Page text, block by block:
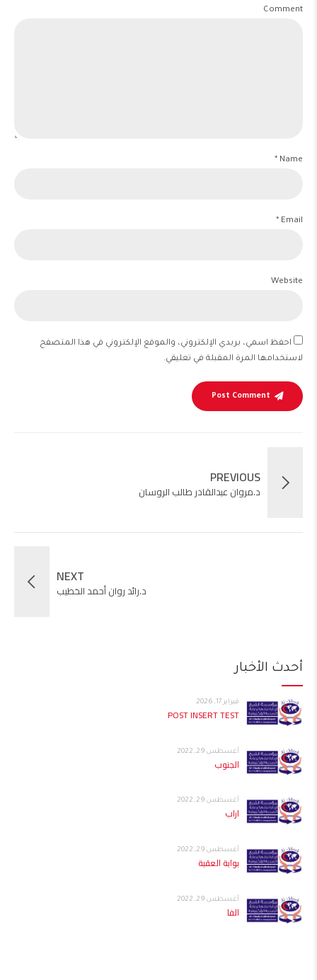
Comment
Name *
Email *
Website
احفظ اسمي، بريدي الإلكتروني، والموقع الإلكتروني في هذا المتصفح
لاستخدامها المرة المقبلة في تعليقي.
Post Comment
PREVIOUS
د.مروان عبدالقادر طالب الروسان
NEXT
د.رائد روان أحمد الخطيب
أحدث الأخبار
فبراير 17, 2026
POST INSERT TEST
أغسطس 29, 2022
الجنوب
أغسطس 29, 2022
اراب
أغسطس 29, 2022
بوابة العقبة
أغسطس 29, 2022
الفا